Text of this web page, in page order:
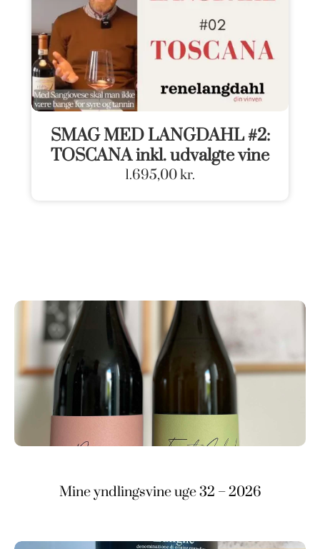
SMAG MED LANGDAHL #2:
TOSCANA inkl. udvalgte vine
1.695,00kr.
Mine yndlingsvine uge 32 – 2026